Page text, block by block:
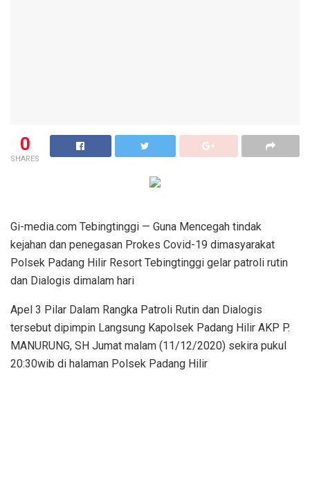
0
SHARES
Gi-media.com Tebingtinggi — Guna Mencegah tindak
kejahan dan penegasan Prokes Covid-19 dimasyarakat
Polsek Padang Hilir Resort Tebingtinggi gelar patroli rutin
dan Dialogis dimalam hari
Apel 3 Pilar Dalam Rangka Patroli Rutin dan Dialogis
tersebut dipimpin Langsung Kapolsek Padang Hilir AKP P.
MANURUNG, SH Jumat malam (11/12/2020) sekira pukul
20:30wib di halaman Polsek Padang Hilir